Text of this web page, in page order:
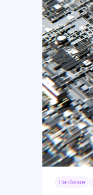
Hardware